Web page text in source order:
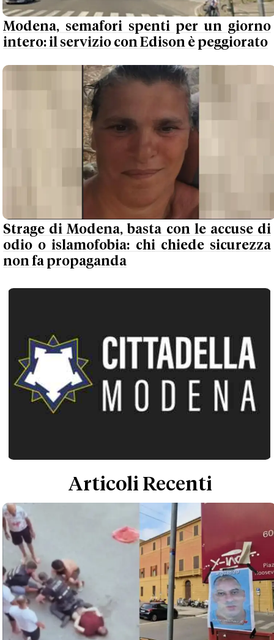
Modena, semafori spenti per un giorno
intero: il servizio con Edison è peggiorato
Strage di Modena, basta con le accuse di
odio o islamofobia: chi chiede sicurezza
non fa propaganda
Articoli Recenti